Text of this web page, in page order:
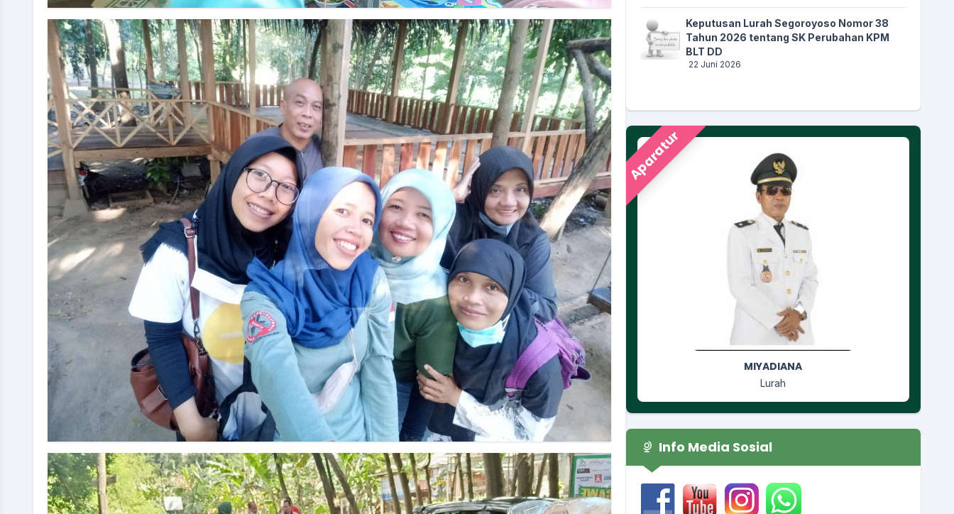
Keputusan Lurah Segoroyoso Nomor 38
Tahun 2026 tentang SK Perubahan KPM
BLT DD
22 Juni 2026
Aparatur
DITA DWI PAMILASARI
Tata Laksana
MIYADIANA
Lurah
RUSGIYANTI
Jagabaya
Info Media Sosial